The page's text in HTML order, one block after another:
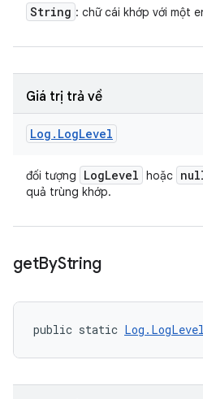
String : chữ cái khớp với một
Giá trị trả về
Log . LogLevel
đối tượng LogLevel hoặc
quả trùng khớp.
getByString
public static Log.LogLevel